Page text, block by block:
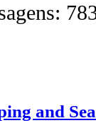
and